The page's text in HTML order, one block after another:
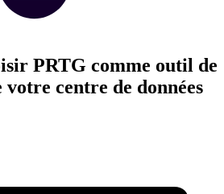
PRTG comme outil de
votre centre de données